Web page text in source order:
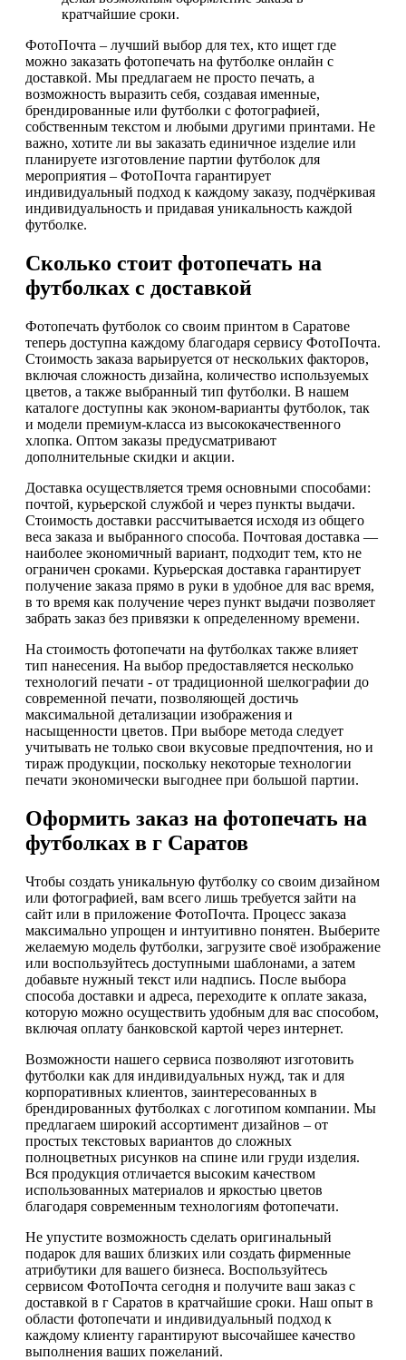
кратчайшие сроки.
ФотоПочта – лучший выбор для тех, кто ищет где
можно заказать фотопечать на футболке онлайн с
доставкой. Мы предлагаем не просто печать, а
возможность выразить себя, создавая именные,
брендированные или футболки с фотографией,
собственным текстом и любыми другими принтами. Не
важно, хотите ли вы заказать единичное изделие или
планируете изготовление партии футболок для
мероприятия – ФотоПочта гарантирует
индивидуальный подход к каждому заказу, подчёркивая
индивидуальность и придавая уникальность каждой
футболке.
Сколько стоит фотопечать на
футболках с доставкой
Фотопечать футболок со своим принтом в Саратове
теперь доступна каждому благодаря сервису ФотоПочта.
Стоимость заказа варьируется от нескольких факторов,
включая сложность дизайна, количество используемых
цветов, а также выбранный тип футболки. В нашем
каталоге доступны как эконом-варианты футболок, так
и модели премиум-класса из высококачественного
хлопка. Оптом заказы предусматривают
дополнительные скидки и акции.
Доставка осуществляется тремя основными способами:
почтой, курьерской службой и через пункты выдачи.
Стоимость доставки рассчитывается исходя из общего
веса заказа и выбранного способа. Почтовая доставка —
наиболее экономичный вариант, подходит тем, кто не
ограничен сроками. Курьерская доставка гарантирует
получение заказа прямо в руки в удобное для вас время,
в то время как получение через пункт выдачи позволяет
забрать заказ без привязки к определенному времени.
На стоимость фотопечати на футболках также влияет
тип нанесения. На выбор предоставляется несколько
технологий печати - от традиционной шелкографии до
современной печати, позволяющей достичь
максимальной детализации изображения и
насыщенности цветов. При выборе метода следует
учитывать не только свои вкусовые предпочтения, но и
тираж продукции, поскольку некоторые технологии
печати экономически выгоднее при большой партии.
Оформить заказ на фотопечать на
футболках в г Саратов
Чтобы создать уникальную футболку со своим дизайном
или фотографией, вам всего лишь требуется зайти на
сайт или в приложение ФотоПочта. Процесс заказа
максимально упрощен и интуитивно понятен. Выберите
желаемую модель футболки, загрузите своё изображение
или воспользуйтесь доступными шаблонами, а затем
добавьте нужный текст или надпись. После выбора
способа доставки и адреса, переходите к оплате заказа,
которую можно осуществить удобным для вас способом,
включая оплату банковской картой через интернет.
Возможности нашего сервиса позволяют изготовить
футболки как для индивидуальных нужд, так и для
корпоративных клиентов, заинтересованных в
брендированных футболках с логотипом компании. Мы
предлагаем широкий ассортимент дизайнов – от
простых текстовых вариантов до сложных
полноцветных рисунков на спине или груди изделия.
Вся продукция отличается высоким качеством
использованных материалов и яркостью цветов
благодаря современным технологиям фотопечати.
Не упустите возможность сделать оригинальный
подарок для ваших близких или создать фирменные
атрибутики для вашего бизнеса. Воспользуйтесь
сервисом ФотоПочта сегодня и получите ваш заказ с
доставкой в г Саратов в кратчайшие сроки. Наш опыт в
области фотопечати и индивидуальный подход к
каждому клиенту гарантируют высочайшее качество
выполнения ваших пожеланий.